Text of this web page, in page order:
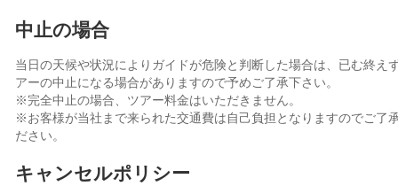
中止の場合
当日の天候や状況によりガイドが危険と判断した場合は、已む終え
アーの中止になる場合がありますので予めご了承下さい。
※完全中止の場合、ツアー料金はいただきません。
※お客様が当社まで来られた交通費は自己負担となりますのでご了
ださい。
キャンセルポリシー